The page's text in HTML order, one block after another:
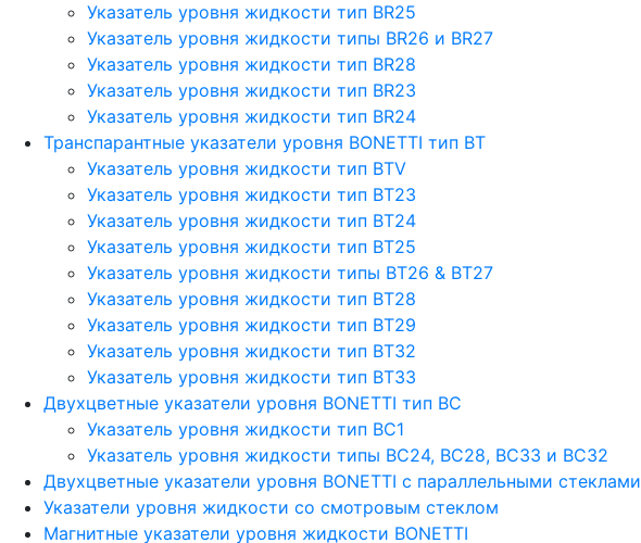
Указатель уровня жидкости тип BR25
Указатель уровня жидкости типы BR26 и BR27
Указатель уровня жидкости тип BR28
Указатель уровня жидкости тип BR23
Указатель уровня жидкости тип BR24
Транспарантные указатели уровня BONETTI тип BT
Указатель уровня жидкости тип BTV
Указатель уровня жидкости тип BT23
Указатель уровня жидкости тип BT24
Указатель уровня жидкости тип BT25
Указатель уровня жидкости типы BT26 & BT27
Указатель уровня жидкости тип BT28
Указатель уровня жидкости тип BT29
Указатель уровня жидкости тип BT32
Указатель уровня жидкости тип BT33
Двухцветные указатели уровня BONETTI тип BC
Указатель уровня жидкости тип BC1
Указатель уровня жидкости типы BC24, BC28, BC33 и BC32
Двухцветные указатели уровня BONETTI с параллельными стеклами
Указатели уровня жидкости со смотровым стеклом
Магнитные указатели уровня жидкости BONETTI